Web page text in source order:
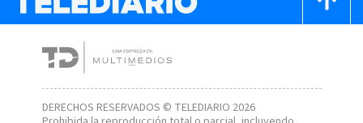
DERECHOS RESERVADOS © TELEDIARIO 2026